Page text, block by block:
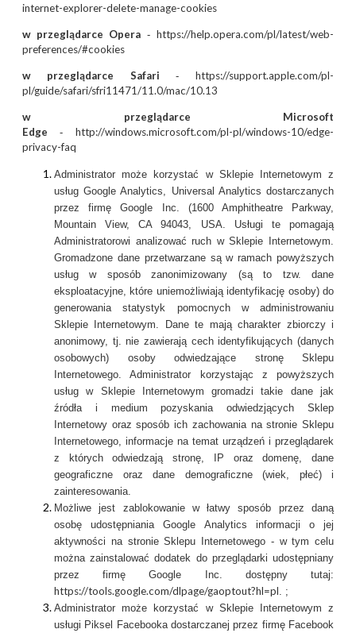
internet-explorer-delete-manage-cookies
w przeglądarce Opera - https://help.opera.com/pl/latest/web-
preferences/#cookies
w przeglądarce Safari - https://support.apple.com/pl-
pl/guide/safari/sfri11471/11.0/mac/10.13
w przeglądarce Microsoft
Edge - http://windows.microsoft.com/pl-pl/windows-10/edge-
privacy-faq
Administrator może korzystać w Sklepie Internetowym z
usług Google Analytics, Universal Analytics dostarczanych
przez firmę Google Inc. (1600 Amphitheatre Parkway,
Mountain View, CA 94043, USA. Usługi te pomagają
Administratorowi analizować ruch w Sklepie Internetowym.
Gromadzone dane przetwarzane są w ramach powyższych
usług w sposób zanonimizowany (są to tzw. dane
eksploatacyjne, które uniemożliwiają identyfikację osoby) do
generowania statystyk pomocnych w administrowaniu
Sklepie Internetowym. Dane te mają charakter zbiorczy i
anonimowy, tj. nie zawierają cech identyfikujących (danych
osobowych) osoby odwiedzające stronę Sklepu
Internetowego. Administrator korzystając z powyższych
usług w Sklepie Internetowym gromadzi takie dane jak
źródła i medium pozyskania odwiedzjących Sklep
Internetowy oraz sposób ich zachowania na stronie Sklepu
Internetowego, informacje na temat urządzeń i przeglądarek
z których odwiedzają stronę, IP oraz domenę, dane
geograficzne oraz dane demograficzne (wiek, płeć) i
zainteresowania.
Możliwe jest zablokowanie w łatwy sposób przez daną
osobę udostępniania Google Analytics informacji o jej
aktywności na stronie Sklepu Internetowego - w tym celu
można zainstalować dodatek do przeglądarki udostępniany
przez firmę Google Inc. dostępny tutaj:
https://tools.google.com/dlpage/gaoptout?hl=pl . ;
Administrator może korzystać w Sklepie Internetowym z
usługi Piksel Facebooka dostarczanej przez firmę Facebook